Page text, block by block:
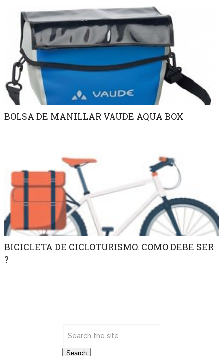
BOLSA DE MANILLAR VAUDE AQUA BOX
BICICLETA DE CICLOTURISMO. COMO DEBE SER
?
Search